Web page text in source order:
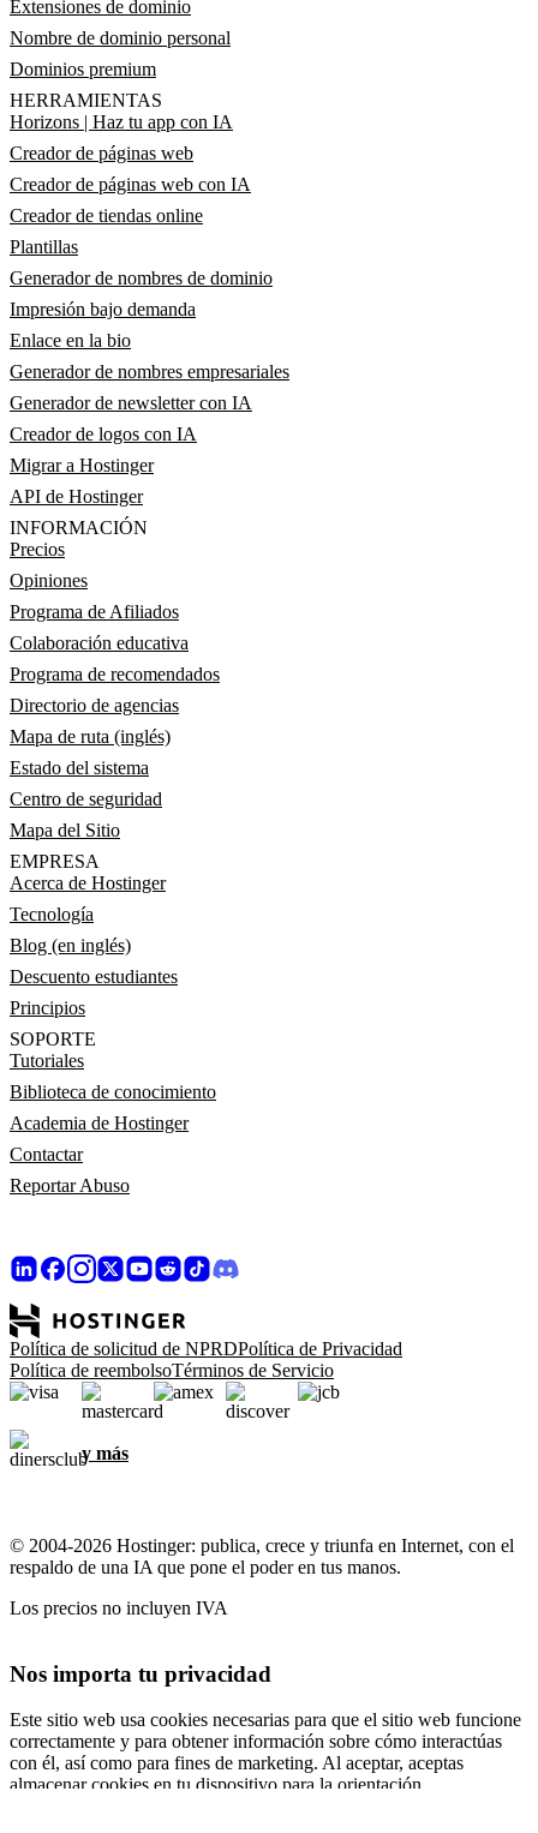
Extensiones de dominio
Nombre de dominio personal
Dominios premium
HERRAMIENTAS
Horizons | Haz tu app con IA
Creador de páginas web
Creador de páginas web con IA
Creador de tiendas online
Plantillas
Generador de nombres de dominio
Impresión bajo demanda
Enlace en la bio
Generador de nombres empresariales
Generador de newsletter con IA
Creador de logos con IA
Migrar a Hostinger
API de Hostinger
INFORMACIÓN
Precios
Opiniones
Programa de Afiliados
Colaboración educativa
Programa de recomendados
Directorio de agencias
Mapa de ruta (inglés)
Estado del sistema
Centro de seguridad
Mapa del Sitio
EMPRESA
Acerca de Hostinger
Tecnología
Blog (en inglés)
Descuento estudiantes
Principios
SOPORTE
Tutoriales
Biblioteca de conocimiento
Academia de Hostinger
Contactar
Reportar Abuso
Política de solicitud de NPRDPolítica de Privacidad
Política de reembolsoTérminos de Servicio
y más
© 2004-2026 Hostinger: publica, crece y triunfa en Internet, con el
respaldo de una IA que pone el poder en tus manos.
Los precios no incluyen IVA
Nos importa tu privacidad
Este sitio web usa cookies necesarias para que el sitio web funcione
correctamente y para obtener información sobre cómo interactúas
con él, así como para fines de marketing. Al aceptar, aceptas
almacenar cookies en tu dispositivo para la orientación,